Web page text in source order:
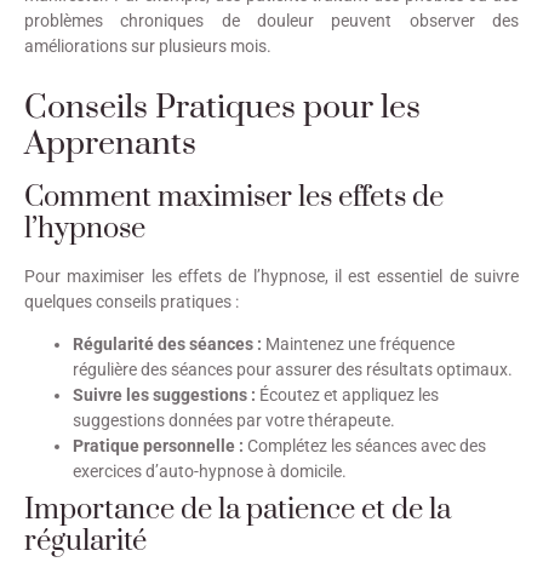
problèmes chroniques de douleur peuvent observer des
améliorations sur plusieurs mois.
Conseils Pratiques pour les
Apprenants
Comment maximiser les effets de
l’hypnose
Pour maximiser les effets de l’hypnose, il est essentiel de suivre
quelques conseils pratiques :
Régularité des séances : Maintenez une fréquence
régulière des séances pour assurer des résultats optimaux.
Suivre les suggestions : Écoutez et appliquez les
suggestions données par votre thérapeute.
Pratique personnelle : Complétez les séances avec des
exercices d’auto-hypnose à domicile.
Importance de la patience et de la
régularité